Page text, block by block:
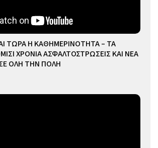
ΤΩΡΑ Η ΚΑΘΗΜΕΡΙΝΟΤΗΤΑ – ΤΑ
ΧΡΟΝΙΑ ΑΣΦΑΛΤΟΣΤΡΩΣΕΙΣ ΚΑΙ ΝΕΑ
ΟΛΗ ΤΗΝ ΠΟΛΗ